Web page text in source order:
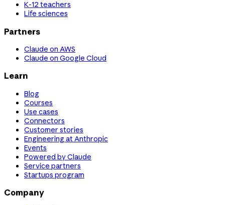
K-12 teachers
Life sciences
Partners
Claude on AWS
Claude on Google Cloud
Learn
Blog
Courses
Use cases
Connectors
Customer stories
Engineering at Anthropic
Events
Powered by Claude
Service partners
Startups program
Company